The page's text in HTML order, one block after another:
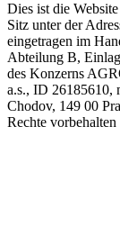
Dies ist die
Sitz unter der
eingetragen im
Abteilung B,
des Konzerns
a.s., ID 26185610,
Chodov, 149 00
Rechte vorbehalten